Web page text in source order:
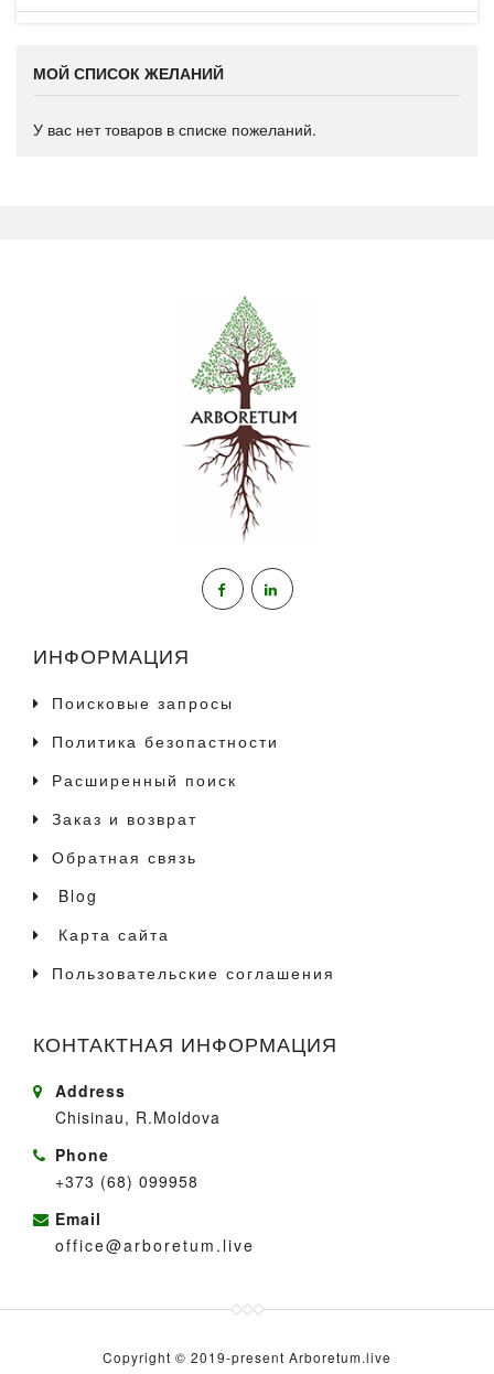
МОЙ СПИСОК ЖЕЛАНИЙ
У вас нет товаров в списке пожеланий.
ИНФОРМАЦИЯ
Поисковые запросы
Политика безопастности
Расширенный поиск
Заказ и возврат
Обратная связь
Blog
Карта сайта
Пользовательские соглашения
КОНТАКТНАЯ ИНФОРМАЦИЯ
Address
Chisinau, R.Moldova
Phone
+373 (68) 099958
Email
office@arboretum.live
Copyright © 2019-present Arboretum.live